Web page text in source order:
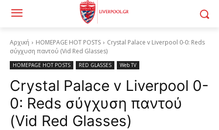
Αρχική HOMEPAGE HOT POSTS
Crystal Palace v Liverpool 0-0: Reds
σύγχυση παντού (Vid Red Glasses)
HOMEPAGE HOT POSTS RED GLASSES Web TV
Crystal Palace v Liverpool 0-
0: Reds σύγχυση παντού
(Vid Red Glasses)